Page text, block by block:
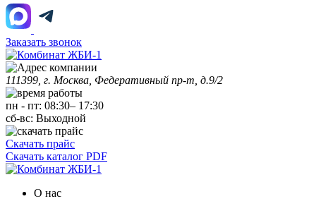
Заказать звонок
111399, г. Москва, Федеративный пр-т, д.9/2
пн - пт: 08:30– 17:30
сб-вс: Выходной
Скачать прайс
Скачать каталог PDF
О нас